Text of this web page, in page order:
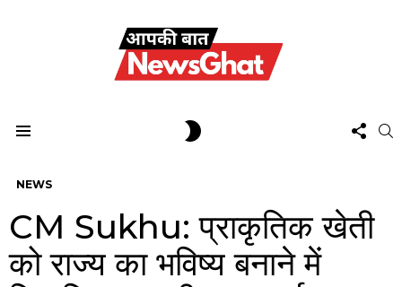
US
NEWS
CM Sukhu: प्राकृतिक खेती
को राज्य का भविष्य बनाने में